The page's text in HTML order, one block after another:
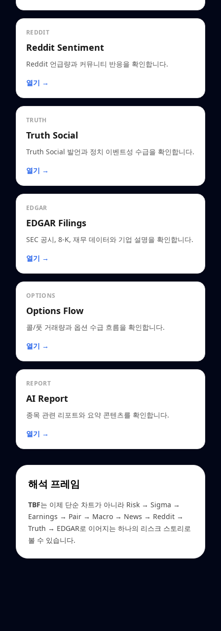
REDDIT
Reddit Sentiment
Reddit 언급량과 커뮤니티 반응을 확인합니다.
열기 →
TRUTH
Truth Social
Truth Social 발언과 정치 이벤트성 수급을 확인합니다.
열기 →
EDGAR
EDGAR Filings
SEC 공시, 8-K, 재무 데이터와 기업 설명을 확인합니다.
열기 →
OPTIONS
Options Flow
콜/풋 거래량과 옵션 수급 흐름을 확인합니다.
열기 →
REPORT
AI Report
종목 관련 리포트와 요약 콘텐츠를 확인합니다.
열기 →
해석 프레임
TBF는 이제 단순 차트가 아니라 Risk → Sigma →
Earnings → Pair → Macro → News → Reddit →
Truth → EDGAR로 이어지는 하나의 리스크 스토리로
볼 수 있습니다.